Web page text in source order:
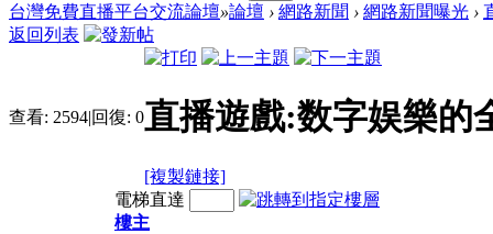
台灣免費直播平台交流論壇»論壇 › 網路新聞 › 網路新聞曝光 ›
返回列表
查看: 2594|回復: 0直播遊戲:数字娱樂的
[複製鏈接]
電梯直達
樓主